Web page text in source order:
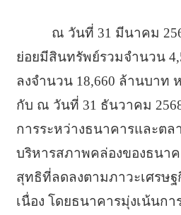
ณ วันที่ 31 มีนาคม
ย่อยมีสินทรัพย์รวมจำนวน
ลงจำนวน 18,660 ล้านบาท
กับ ณ วันที่ 31 ธันวาคม
การระหว่างธนาคารและตล
บริหารสภาพคล่องของธนาค
สุทธิที่ลดลงตามภาวะเศรษ
เนื่อง โดยธนาคารมุ่งเน้นกา